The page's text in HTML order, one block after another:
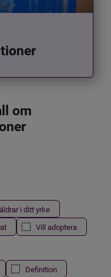
om
i ditt yrke
Vill adoptera
Definition